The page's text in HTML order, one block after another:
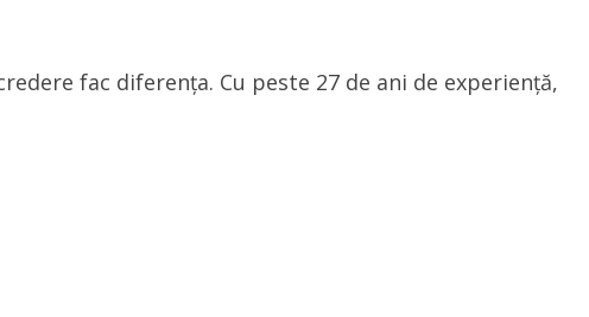
fac diferența. Cu peste 27 de ani de experiență,